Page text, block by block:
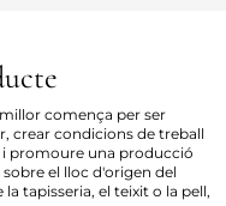
comença per ser
crear condicions de treball
promoure una producció
el lloc d'origen del
tapisseria, el teixit o la pell,